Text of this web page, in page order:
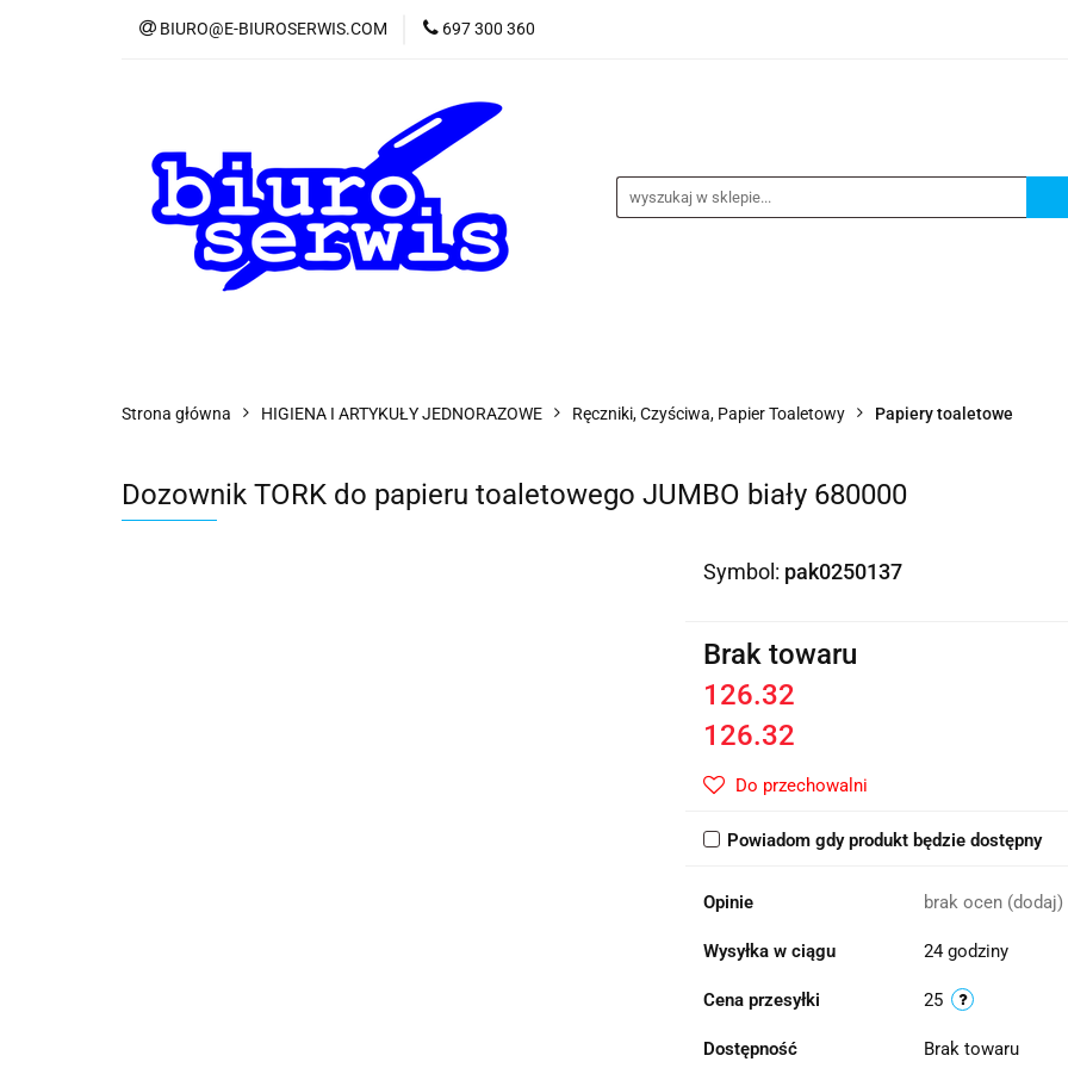
BIURO@E-BIUROSERWIS.COM 697 300 360
Strona główna HIGIENA I ARTYKUŁY JEDNORAZOWE Ręczniki, Czyściwa, Papier Toaletowy Papiery toaletowe
Dozownik TORK do papieru toaletowego JUMBO biały 680000
Symbol: pak0250137
Brak towaru
126.32
126.32
Do przechowalni
Powiadom gdy produkt będzie dostępny
Opinie brak ocen (dodaj)
Wysyłka w ciągu 24 godziny
Cena przesyłki 25
Dostępność Brak towaru